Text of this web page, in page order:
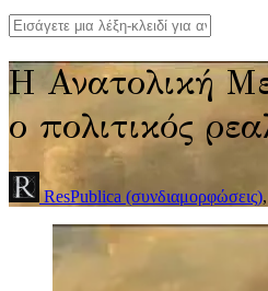
Η Ανατολική
ο πολιτικός
ResPublica (συνδιαμορφώσεις),